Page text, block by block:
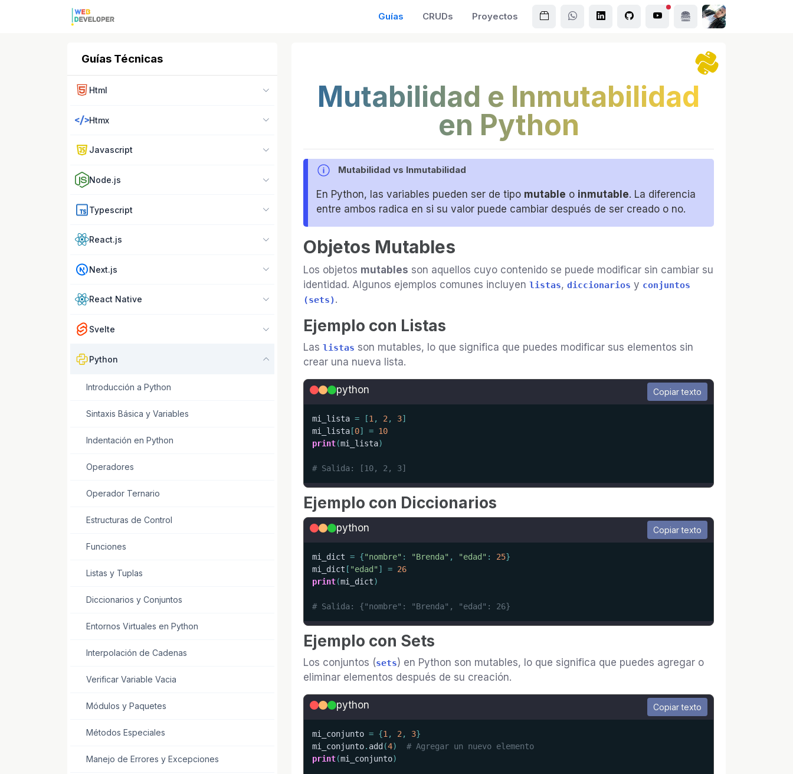
Guías CRUDs Proyectos
Guías Técnicas
Html
Htmx
Javascript
Node.js
Typescript
React.js
Next.js
React Native
Svelte
Python
Introducción a Python
Sintaxis Básica y Variables
Indentación en Python
Operadores
Operador Ternario
Estructuras de Control
Funciones
Listas y Tuplas
Diccionarios y Conjuntos
Entornos Virtuales en Python
Interpolación de Cadenas
Verificar Variable Vacia
Módulos y Paquetes
Métodos Especiales
Manejo de Errores y Excepciones
Mutabilidad e Inmutabilidad
en Python
Mutabilidad vs Inmutabilidad
En Python, las variables pueden ser de tipo mutable o inmutable. La diferencia
entre ambos radica en si su valor puede cambiar después de ser creado o no.
Objetos Mutables
Los objetos mutables son aquellos cuyo contenido se puede modificar sin cambiar su
identidad. Algunos ejemplos comunes incluyen listas, diccionarios y conjuntos
(sets).
Ejemplo con Listas
Las listas son mutables, lo que significa que puedes modificar sus elementos sin
crear una nueva lista.
python Copiar texto
mi_lista = [1 , 2 , 3]
mi_lista [0] = 10
print(mi_lista)
# Salida: [10, 2, 3]
Ejemplo con Diccionarios
python Copiar texto
mi_dict = {"nombre" : "Brenda" , "edad" : 25}
mi_dict [ "edad" ] = 26
print(mi_dict)
# Salida: {"nombre": "Brenda", "edad": 26}
Ejemplo con Sets
Los conjuntos (sets) en Python son mutables, lo que significa que puedes agregar o
eliminar elementos después de su creación.
python Copiar texto
mi_conjunto = {1 , 2 , 3}
mi_conjunto. add (4)
# Agregar un nuevo elemento
print(mi_conjunto)